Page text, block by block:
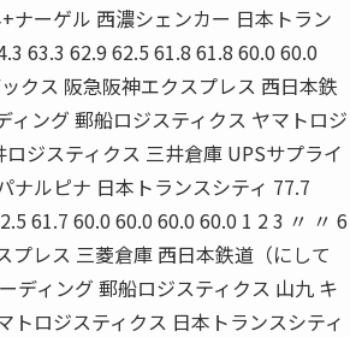
ナーゲル 西濃シェンカー 日本トラン
63.3 62.9 62.5 61.8 61.8 60.0 60.0
クス 阪急阪神エクスプレス 西日本鉄
ング 郵船ロジスティクス ヤマトロジ
ジスティクス 三井倉庫 UPSサプライ
ナルピナ 日本トランスシティ 77.7
61.7 60.0 60.0 60.0 60.0 1 2 3 〃 〃 6
プレス 三菱倉庫 西日本鉄道（にして
ディング 郵船ロジスティクス 山九 キ
ロジスティクス 日本トランスシティ